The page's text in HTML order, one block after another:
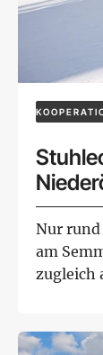
Nur rund
am
zugleich